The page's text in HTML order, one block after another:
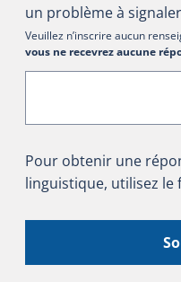
un problème à
Veuillez n’inscrire aucun
vous ne recevrez aucune
Pour obtenir une
linguistique, utilisez le